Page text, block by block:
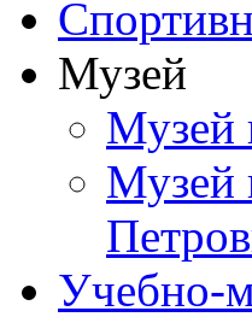
Музей
Музей
Музей
Учебно-